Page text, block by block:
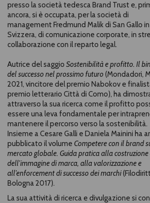
presso la società tedesca Brand Trust e,
ancora, si è occupata, per la società di
management Fredmund Malik di San Gallo in
Svizzera, di comunicazione corporate, in
collaborazione con il reparto legal.
Autrice del saggio Sostenibilità e profitto. Il
del successo nel prossimo futuro (Mondadori,
2021, vincitore del premio Nabokov e
premio letterario Città di Como), ha
attraverso la sua ricerca come il profitto
essere una leva fondamentale per
mantenere il percorso verso la sostenibilità.
Insieme a Cesare Galli e Daniela Mainini ha
pubblicato il volume Competere con il brand
mercato globale. Guida pratica alla costruzione
dell’immagine di marca, alla valorizzazione e
all’enforcement di successo dei marchi
Bologna 2017).
La sua attività di ricerca e divulgazione si